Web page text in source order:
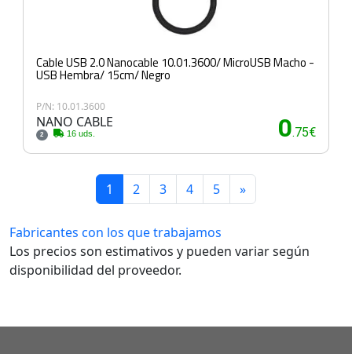
Cable USB 2.0 Nanocable 10.01.3600/ MicroUSB Macho -
USB Hembra/ 15cm/ Negro
P/N: 10.01.3600
NANO CABLE
2 16 uds. 0.75€
1 2 3 4 5 »
Fabricantes con los que trabajamos
Los precios son estimativos y pueden variar según
disponibilidad del proveedor.